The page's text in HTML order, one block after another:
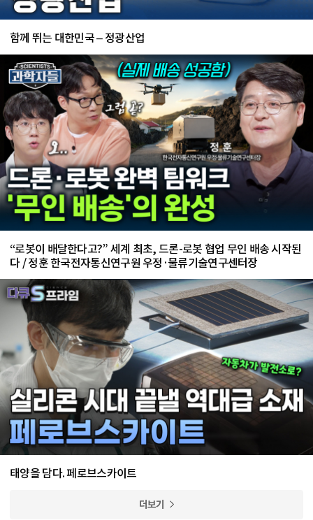
함께 뛰는 대한민국 – 정광산업
“로봇이 배달한다고?” 세계 최초, 드론-로봇 협업 무인 배송 시작된
다 / 정훈 한국전자통신연구원 우정·물류기술연구센터장
태양을 담다. 페로브스카이트
더보기